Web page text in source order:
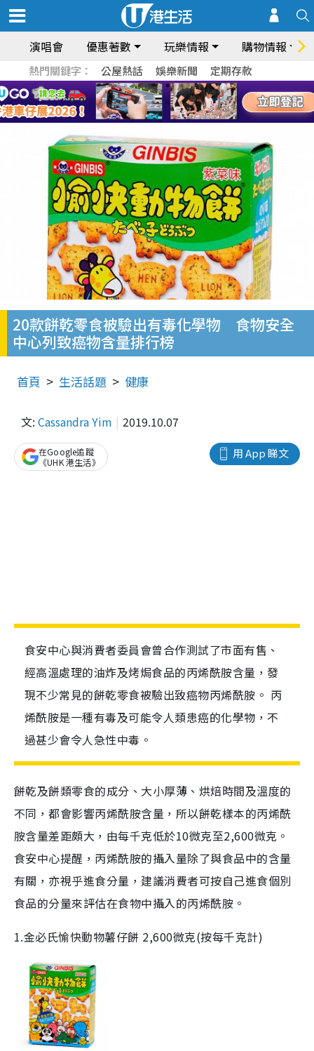
演唱會 優惠著數 玩樂情報 購物情報
熱門關鍵字： 公屋熱話 娛樂新聞 定期存款
20款餅乾零食被驗出有毒化學物 食物安全
中心列致癌物含量排行榜
首頁 生活話題 健康
文: Cassandra Yim 2019.10.07
用 App 睇文
在Google追蹤
《UHK 港生活》
食安中心與消費者委員會曾合作測試了市面有售、
經高溫處理的油炸及烤焗食品的丙烯酰胺含量，發
現不少常見的餅乾零食被驗出致癌物丙烯酰胺。 丙
烯酰胺是一種有毒及可能令人類患癌的化學物，不
過甚少會令人急性中毒。
餅乾及餅類零食的成分、大小厚薄、烘焙時間及溫度的
不同，都會影響丙烯酰胺含量，所以餅乾樣本的丙烯酰
胺含量差距頗大，由每千克低於10微克至2,600微克。
食安中心提醒，丙烯酰胺的攝入量除了與食品中的含量
有關，亦視乎進食分量，建議消費者可按自己進食個別
食品的分量來評估在食物中攝入的丙烯酰胺。
1.金必氏愉快動物薯仔餅 2,600微克(按每千克計)